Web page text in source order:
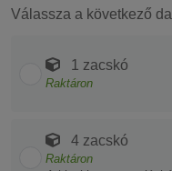
Válassza a következő
1 zacskó
Raktáron
4 zacskó
Raktáron